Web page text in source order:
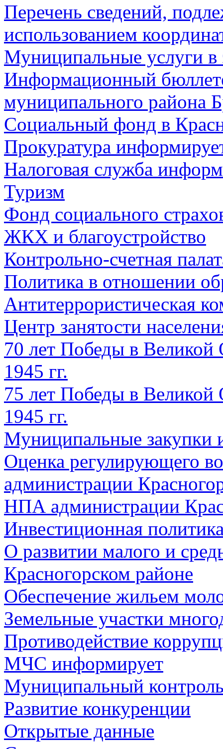
Перечень сведений,
использованием
Муниципальные услуги в
Информационный
муниципального района
Социальный фонд в
Прокуратура
Налоговая служба
Туризм
Фонд социального
ЖКХ и благоустройство
Контрольно-счетная
Политика в отношении
Антитеррористическая
Центр занятости
70 лет Победы в Великой
1945 гг.
75 лет Победы в Великой
1945 гг.
Муниципальные закупки
Оценка регулирующего
администрации
НПА администрации
Инвестиционная
О развитии малого и
Красногорском районе
Обеспечение жильем
Земельные участки
Противодействие
МЧС информирует
Муниципальный
Развитие конкуренции
Открытые данные